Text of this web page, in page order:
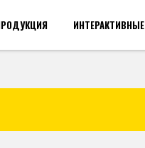
Войти